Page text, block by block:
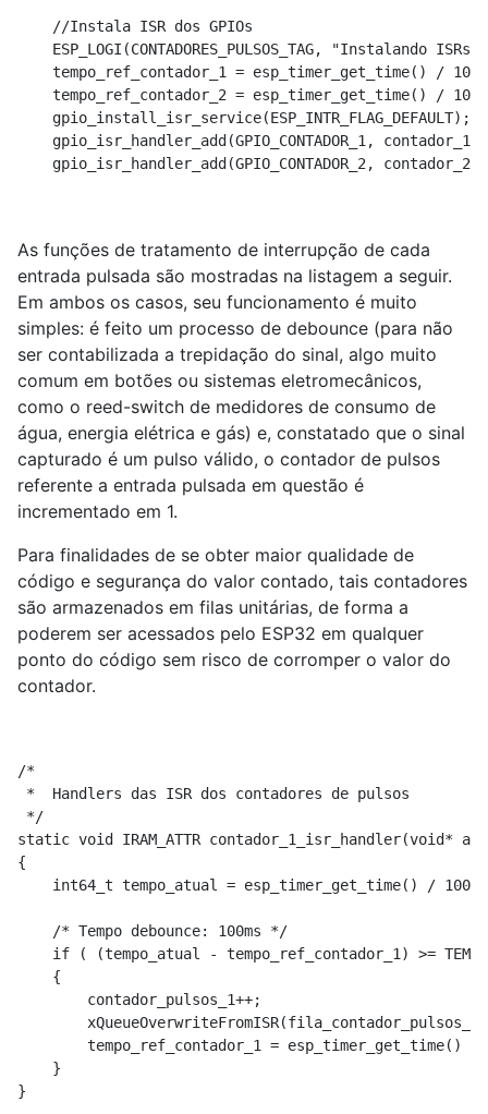
    //Instala ISR dos GPIOs
ESP_LOGI(CONTADORES_PULSOS_TAG, "Instalando ISRs
tempo_ref_contador_1 = esp_timer_get_time() /
tempo_ref_contador_2 = esp_timer_get_time() /
    gpio_install_isr_service(ESP_INTR_FLAG_DEFAULT);
gpio_isr_handler_add(GPIO_CONTADOR_1,
gpio_isr_handler_add(GPIO_CONTADOR_2,
As funções de tratamento de interrupção de cada
entrada pulsada são mostradas na listagem a seguir.
Em ambos os casos, seu funcionamento é muito
simples: é feito um processo de debounce (para não
ser contabilizada a trepidação do sinal, algo muito
comum em botões ou sistemas eletromecânicos,
como o reed-switch de medidores de consumo de
água, energia elétrica e gás) e, constatado que o sinal
capturado é um pulso válido, o contador de pulsos
referente a entrada pulsada em questão é
incrementado em 1.
Para finalidades de se obter maior qualidade de
código e segurança do valor contado, tais contadores
são armazenados em filas unitárias, de forma a
poderem ser acessados pelo ESP32 em qualquer
ponto do código sem risco de corromper o valor do
contador.
/*
*  Handlers das ISR dos contadores de pulsos
*/
static void IRAM_ATTR contador_1_isr_handler(void*
{
    int64_t tempo_atual = esp_timer_get_time() / 1000;
    /* Tempo debounce: 100ms */
if ( (tempo_atual - tempo_ref_contador_1) >=
    {
        contador_pulsos_1++;
tempo_ref_contador_1 = esp_timer_get_time() /
    }
}